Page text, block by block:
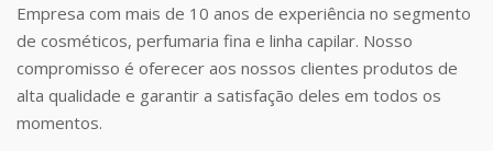
Empresa com mais de 10 anos de experiência no segmento
de cosméticos, perfumaria fina e linha capilar. Nosso
compromisso é oferecer aos nossos clientes produtos de
alta qualidade e garantir a satisfação deles em todos os
momentos.